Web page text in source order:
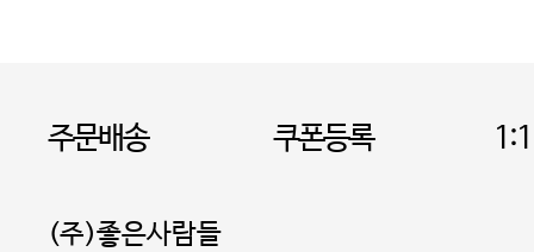
주문배송 쿠폰등록
(주)좋은사람들